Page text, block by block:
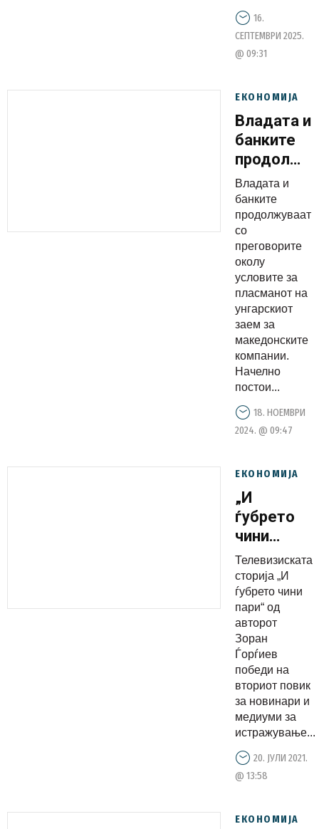
16.
СЕПТЕМВРИ 2025.
@ 09:31
ЕКОНОМИЈА
Владата и
банките
со
околу
унгарскиот
заем
Владата и
банките
продолжуваат
со
преговорите
околу
условите за
пласманот на
унгарскиот
заем за
македонските
компании.
Начелно
постои...
18. НОЕМВРИ
2024. @ 09:47
ЕКОНОМИЈА
„И
ѓубрето
чини
пари“ –
сторија на
вториот
натпревар
за зелена
економија
Телевизиската
сторија „И
ѓубрето чини
пари“ од
авторот
Зоран
Ѓорѓиев
победи на
вториот повик
за новинари и
медиуми за
истражување...
20. ЈУЛИ 2021.
@ 13:58
ЕКОНОМИЈА